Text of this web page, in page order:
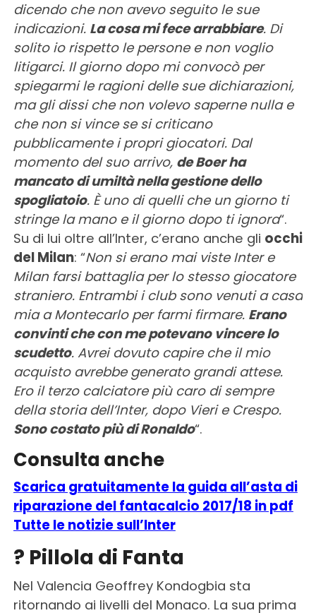
dicendo che non avevo seguito le sue
indicazioni. La cosa mi fece arrabbiare. Di
solito io rispetto le persone e non voglio
litigarci. Il giorno dopo mi convocò per
spiegarmi le ragioni delle sue dichiarazioni,
ma gli dissi che non volevo saperne nulla e
che non si vince se si criticano
pubblicamente i propri giocatori. Dal
momento del suo arrivo, de Boer ha
mancato di umiltà nella gestione dello
spogliatoio. È uno di quelli che un giorno ti
stringe la mano e il giorno dopo ti ignora“.
Su di lui oltre all’Inter, c’erano anche gli occhi
del Milan: “Non si erano mai viste Inter e
Milan farsi battaglia per lo stesso giocatore
straniero. Entrambi i club sono venuti a casa
mia a Montecarlo per farmi firmare. Erano
convinti che con me potevano vincere lo
scudetto. Avrei dovuto capire che il mio
acquisto avrebbe generato grandi attese.
Ero il terzo calciatore più caro di sempre
della storia dell’Inter, dopo Vieri e Crespo.
Sono costato più di Ronaldo“.
Consulta anche
Scarica gratuitamente la guida all’asta di
riparazione del fantacalcio 2017/18 in pdf
Tutte le notizie sull’Inter
? Pillola di Fanta
Nel Valencia Geoffrey Kondogbia sta
ritornando ai livelli del Monaco. La sua prima